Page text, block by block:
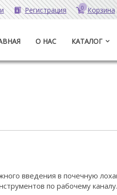
Регистрация 0 Корзина
О НАС КАТАЛОГ
введения в почечную
по рабочему каналу.